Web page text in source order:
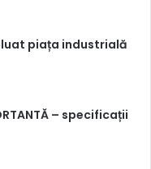
piața industrială
– specificații